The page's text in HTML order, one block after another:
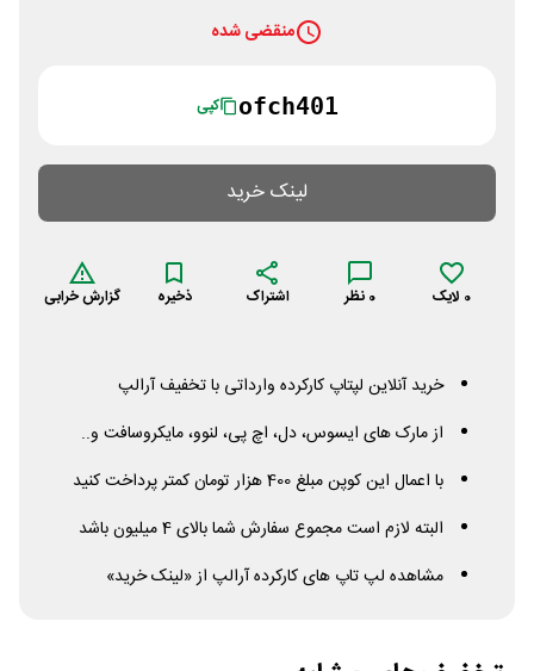
منقضی شده
ofch401 کپی
لینک خرید
0 لایک 0 نظر اشتراک ذخیره گزارش خرابی
خرید آنلاین لپتاپ کارکرده وارداتی با تخفیف آرالپ
از مارک های ایسوس، دل، اچ پی، لنوو، مایکروسافت و..
با اعمال این کوپن مبلغ 400 هزار تومان کمتر پرداخت کنید
البته لازم است مجموع سفارش شما بالای 4 میلیون باشد
مشاهده لپ تاپ های کارکرده آرالپ از «لینک خرید»